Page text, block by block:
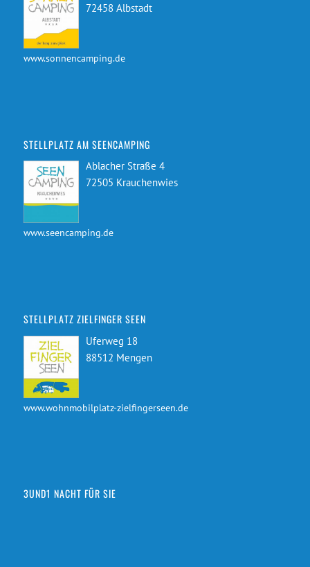
72458 Albstadt
www.sonnencamping.de
STELLPLATZ AM SEENCAMPING
Ablacher Straße 4
72505 Krauchenwies
www.seencamping.de
STELLPLATZ ZIELFINGER SEEN
Uferweg 18
88512 Mengen
www.wohnmobilplatz-zielfingerseen.de
3UND1 NACHT FÜR SIE